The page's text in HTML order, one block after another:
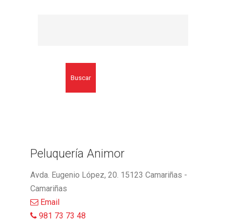
Buscar
Peluquería Animor
Avda. Eugenio López, 20. 15123 Camariñas -
Camariñas
Email
981 73 73 48